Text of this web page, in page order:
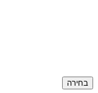
בחירה